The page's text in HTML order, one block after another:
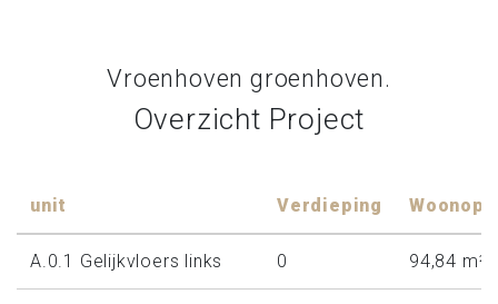
Overzicht Project
Vroenhoven groenhoven.
unit Verdieping
A.0.1 Gelijkvloers links 0 94,84 m²